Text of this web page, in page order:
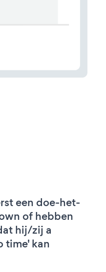
een doe-het-
of hebben
hij/zij a
time' kan